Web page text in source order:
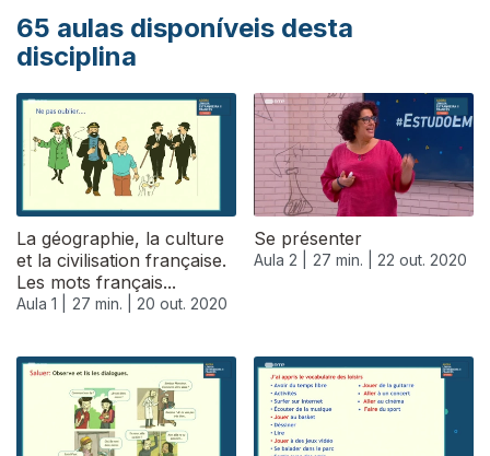
65 aulas disponíveis desta
disciplina
La géographie, la culture
et la civilisation française.
Les mots français...
Aula 1 | 27 min. | 20 out. 2020
Se présenter
Aula 2 | 27 min. | 22 out. 2020